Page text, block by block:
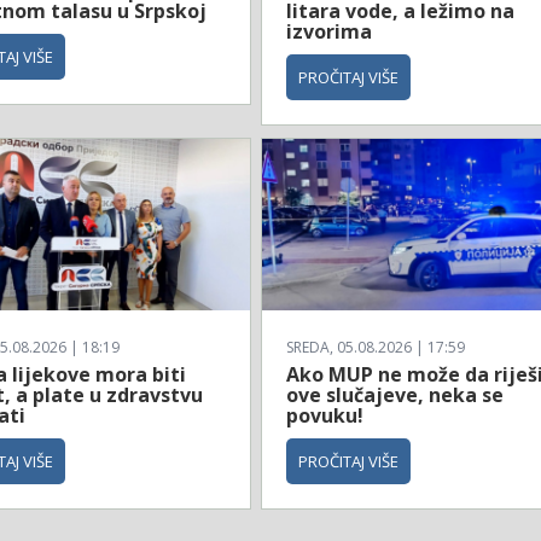
talasu u Srpskoj
VIŠE
litara vode, a ležimo na
izvorima
PROČITAJ VIŠE
| 18:19
lijekove mora biti
a plate u zdravstvu
VIŠE
SREDA, 05.08.2026 | 17:59
Ako MUP ne može da
ove slučajeve, neka se
povuku!
PROČITAJ VIŠE